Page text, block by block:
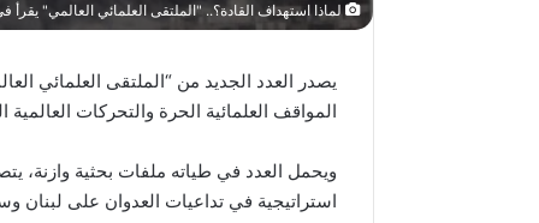
لماذا استهداف القادة؟.. "الملتقى العلمائي العالمي" يقرأ في
المواقف العلمائية الحرة والتحركات
ويحمل العدد في طياته ملفات بحثية وازنة،
استراتيجية في تداعيات العدوان على لبنان
؟!
منذ أسبوعين
لمن